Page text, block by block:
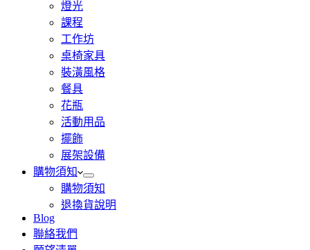
燈光
課程
工作坊
桌椅家具
裝潢風格
餐具
花瓶
活動用品
擺飾
展架設備
購物須知
購物須知
退換貨說明
Blog
聯絡我們